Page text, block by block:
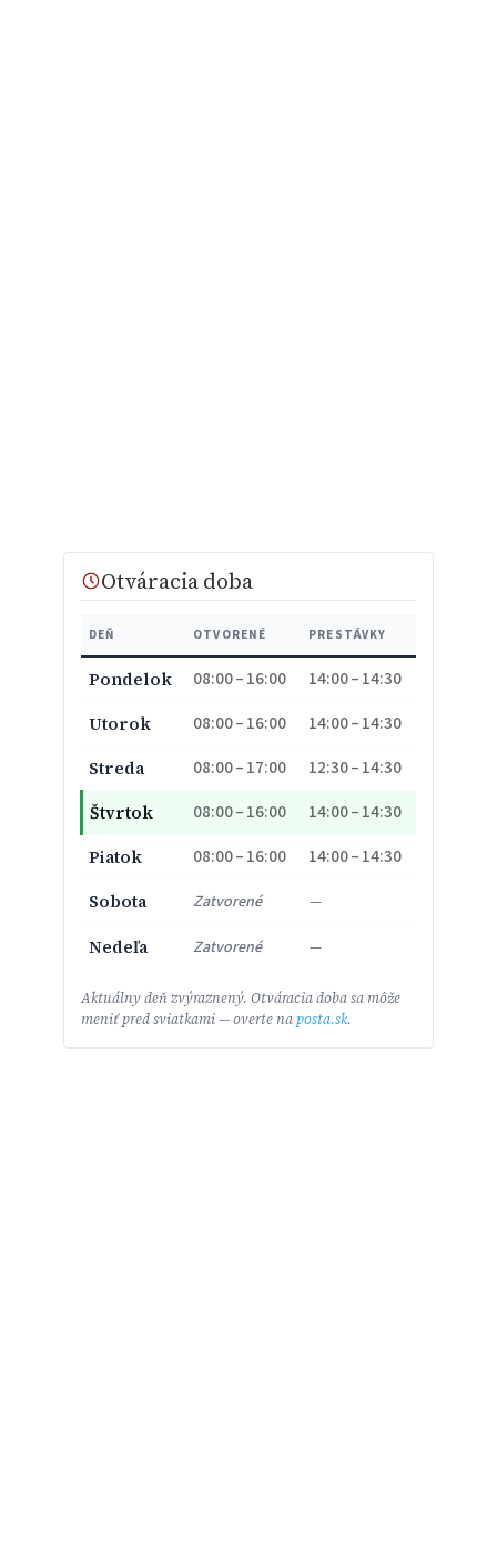
Otváracia doba
DEŇ OTVORENÉ PRESTÁVKY
Pondelok 08:00 – 16:00 14:00 – 14:30
Utorok 08:00 – 16:00 14:00 – 14:30
Streda 08:00 – 17:00 12:30 – 14:30
Štvrtok 08:00 – 16:00 14:00 – 14:30
Piatok 08:00 – 16:00 14:00 – 14:30
Sobota Zatvorené —
Nedeľa Zatvorené —
Aktuálny deň zvýraznený. Otváracia doba sa môže
meniť pred sviatkami — overte naposta.sk.